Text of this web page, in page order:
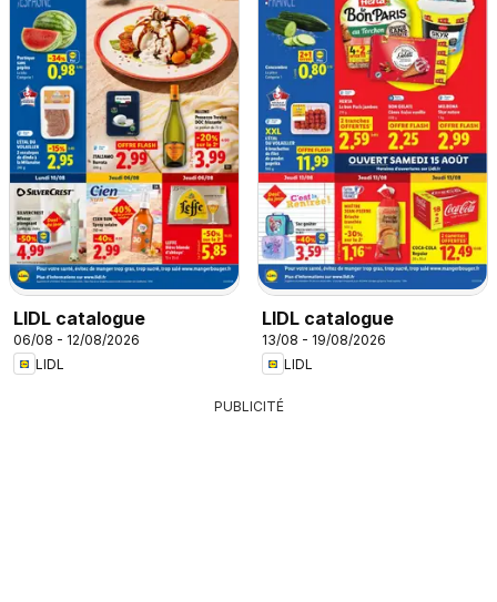
LIDL catalogue
06/08 - 12/08/2026
LIDL
LIDL catalogue
13/08 - 19/08/2026
LIDL
PUBLICITÉ